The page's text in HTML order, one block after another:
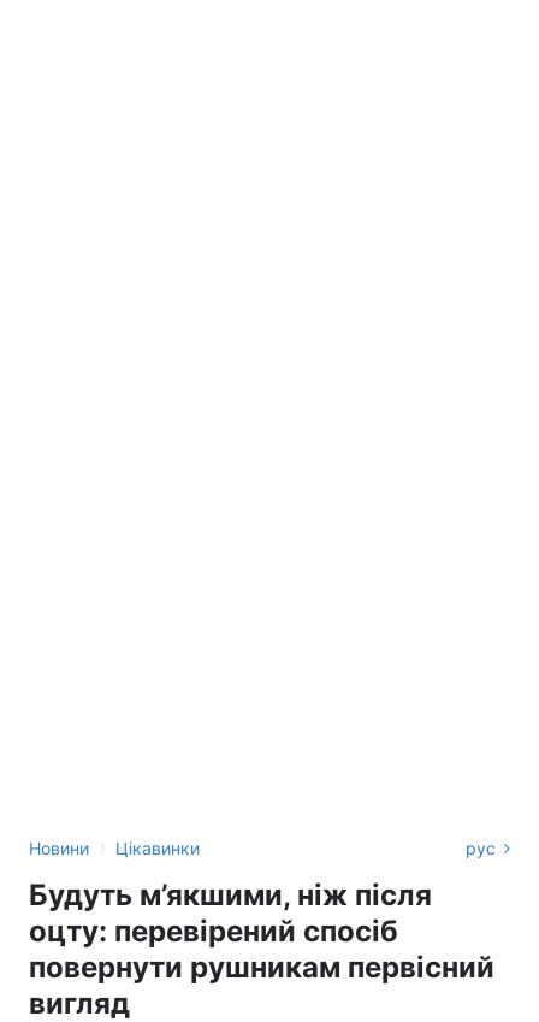
Новини › Цікавинки рус
Будуть м’якшими, ніж після
оцту: перевірений спосіб
повернути рушникам первісний
вигляд